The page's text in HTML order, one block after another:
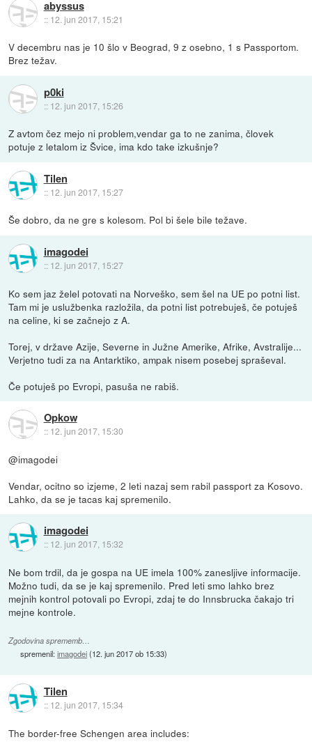
abyssus
:: 12. jun 2017, 15:21
V decembru nas je 10 šlo v Beograd, 9 z osebno, 1 s Passportom.
Brez težav.
p0ki
:: 12. jun 2017, 15:26
Z avtom čez mejo ni problem,vendar ga to ne zanima, človek
potuje z letalom iz Švice, ima kdo take izkušnje?
Tilen
:: 12. jun 2017, 15:27
Še dobro, da ne gre s kolesom. Pol bi šele bile težave.
imagodei
:: 12. jun 2017, 15:27
Ko sem jaz želel potovati na Norveško, sem šel na UE po potni list.
Tam mi je uslužbenka razložila, da potni list potrebuješ, če potuješ
na celine, ki se začnejo z A.
Torej, v države Azije, Severne in Južne Amerike, Afrike, Avstralije...
Verjetno tudi za na Antarktiko, ampak nisem posebej spraševal.
Če potuješ po Evropi, pasuša ne rabiš.
Opkow
:: 12. jun 2017, 15:30
@imagodei
Vendar, ocitno so izjeme, 2 leti nazaj sem rabil passport za Kosovo.
Lahko, da se je tacas kaj spremenilo.
imagodei
:: 12. jun 2017, 15:32
Ne bom trdil, da je gospa na UE imela 100% zanesljive informacije.
Možno tudi, da se je kaj spremenilo. Pred leti smo lahko brez
mejnih kontrol potovali po Evropi, zdaj te do Innsbrucka čakajo tri
mejne kontrole.
Zgodovina sprememb…
spremenil:imagodei(12. jun 2017 ob 15:33)
Tilen
:: 12. jun 2017, 15:34
The border-free Schengen area includes: